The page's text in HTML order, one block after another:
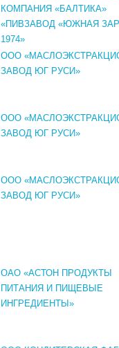
КОМПАНИЯ «БАЛТИКА»
«ПИВЗАВОД «ЮЖНАЯ
1974»
ООО
ЗАВОД ЮГ РУСИ»
ООО
ЗАВОД ЮГ РУСИ»
ООО
ЗАВОД ЮГ РУСИ»
ОАО «АСТОН ПРОДУКТЫ
ПИТАНИЯ И ПИЩЕВЫЕ
ИНГРЕДИЕНТЫ»